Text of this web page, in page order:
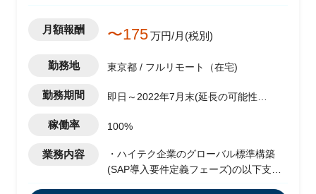
月額報酬 〜175万円/月(税別)
勤務地 東京都 / フルリモート（在宅)
勤務期間
即日～2022年7月末(延長の可能性あ
稼働率 100%
業務内容
・ハイテク企業のグローバル標準構築
(SAP導入要件定義フェーズ)の以下支援